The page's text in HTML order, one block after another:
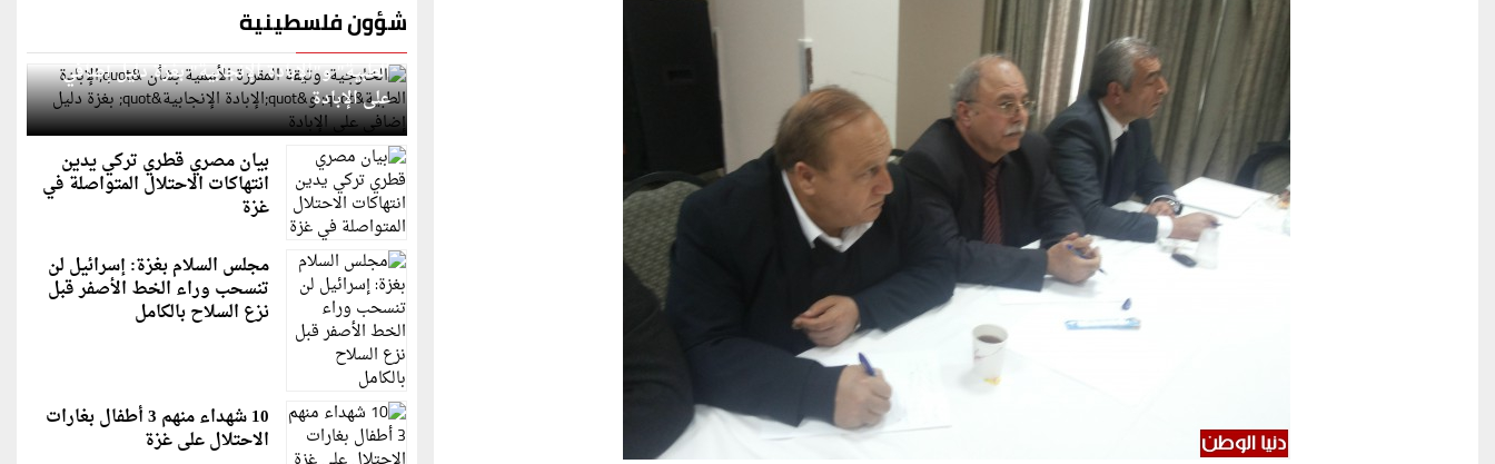
شؤون فلسطينية
الخارجية: وثيقة المقررة الأممية بشأن "الإبادة
الطبية" و"الإبادة الإنجابية" بغزة دليل إضافي
على الإبادة
بيان مصري قطري تركي يدين
انتهاكات الاحتلال المتواصلة في
غزة
مجلس السلام بغزة: إسرائيل لن
تنسحب وراء الخط الأصفر قبل
نزع السلاح بالكامل
10 شهداء منهم 3 أطفال بغارات
الاحتلال على غزة